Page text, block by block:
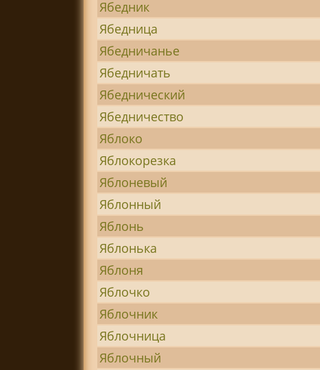
Ябедник
Ябедница
Ябедничанье
Ябедничать
Ябеднический
Ябедничество
Яблоко
Яблокорезка
Яблоневый
Яблонный
Яблонь
Яблонька
Яблоня
Яблочко
Яблочник
Яблочница
Яблочный